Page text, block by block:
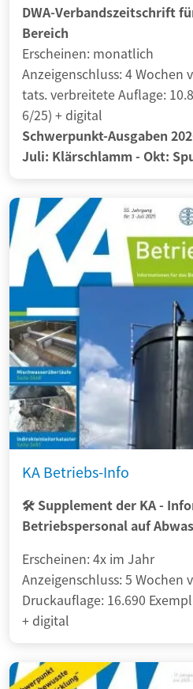
DWA-Verbandszeitschrift
Bereich
Erscheinen: monatlich
Anzeigenschluss: 4 Wochen
tats. verbreitete Auflage:
6/25) + digital
Schwerpunkt-Ausgaben
Juli: Klärschlamm - Okt:
KA Betriebs-Info
🛠️ Supplement der KA -
Betriebspersonal auf
Erscheinen: 4x im Jahr
Anzeigenschluss: 5 Wochen
Druckauflage: 16.690
+ digital